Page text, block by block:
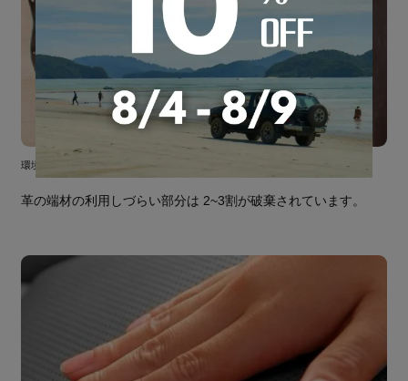
環境に優しいエコ素材
革の端材の利用しづらい部分は 2~3割が破棄されています。